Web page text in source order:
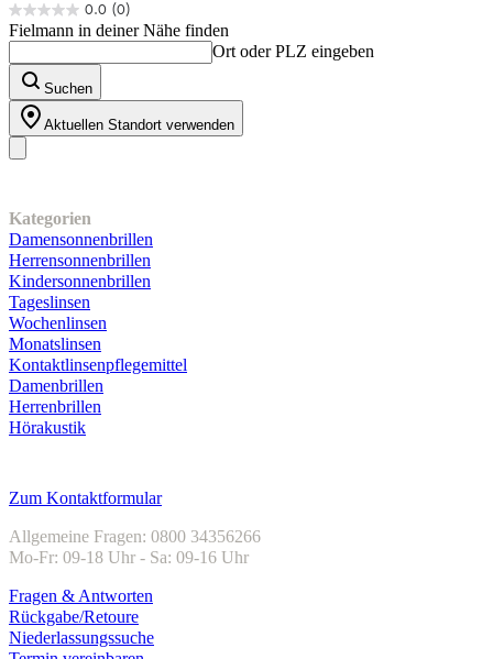
0.0 (0)
0.0
von
5
Sternen.
Fielmann in deiner Nähe finden
Ort oder PLZ eingeben
Suchen
Aktuellen Standort verwenden
Kategorien
Damensonnenbrillen
Herrensonnenbrillen
Kindersonnenbrillen
Tageslinsen
Wochenlinsen
Monatslinsen
Kontaktlinsenpflegemittel
Damenbrillen
Herrenbrillen
Hörakustik
Zum Kontaktformular
Allgemeine Fragen: 0800 34356266
Mo-Fr: 09-18 Uhr - Sa: 09-16 Uhr
Fragen & Antworten
Rückgabe/Retoure
Niederlassungssuche